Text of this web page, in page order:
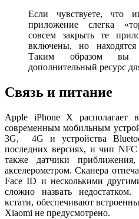
Если чувствуете, что
приложение слегка
совсем закрыть те
включены, но
Таким образом вы
дополнительный ресурс
Связь и питание
Apple iPhone X располагает
современным мобильным
3G, 4G и устройства
последних версиях, и чип
также датчики
акселерометром. Сканера
Face ID и несколькими
сложно назвать недостатком.
кстати, обеспечивают
Xiaomi не предусмотрено.